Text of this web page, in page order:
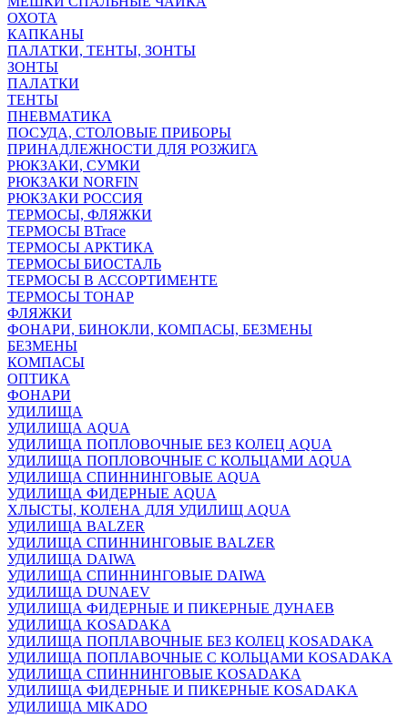
ОХОТА
КАПКАНЫ
ПАЛАТКИ, ТЕНТЫ, ЗОНТЫ
ЗОНТЫ
ПАЛАТКИ
ТЕНТЫ
ПНЕВМАТИКА
ПОСУДА, СТОЛОВЫЕ ПРИБОРЫ
ПРИНАДЛЕЖНОСТИ ДЛЯ РОЗЖИГА
РЮКЗАКИ, СУМКИ
РЮКЗАКИ NORFIN
РЮКЗАКИ РОССИЯ
ТЕРМОСЫ, ФЛЯЖКИ
ТЕРМОСЫ BTrace
ТЕРМОСЫ АРКТИКА
ТЕРМОСЫ БИОСТАЛЬ
ТЕРМОСЫ В АССОРТИМЕНТЕ
ТЕРМОСЫ ТОНАР
ФЛЯЖКИ
ФОНАРИ, БИНОКЛИ, КОМПАСЫ, БЕЗМЕНЫ
БЕЗМЕНЫ
КОМПАСЫ
ОПТИКА
ФОНАРИ
УДИЛИЩА
УДИЛИЩА AQUA
УДИЛИЩА ПОПЛОВОЧНЫЕ БЕЗ КОЛЕЦ AQUA
УДИЛИЩА ПОПЛОВОЧНЫЕ С КОЛЬЦАМИ AQUA
УДИЛИЩА СПИННИНГОВЫЕ AQUA
УДИЛИЩА ФИДЕРНЫЕ AQUA
ХЛЫСТЫ, КОЛЕНА ДЛЯ УДИЛИЩ AQUA
УДИЛИЩА BALZER
УДИЛИЩА СПИННИНГОВЫЕ BALZER
УДИЛИЩА DAIWA
УДИЛИЩА СПИННИНГОВЫЕ DAIWA
УДИЛИЩА DUNAEV
УДИЛИЩА ФИДЕРНЫЕ И ПИКЕРНЫЕ ДУНАЕВ
УДИЛИЩА KOSADAKA
УДИЛИЩА ПОПЛАВОЧНЫЕ БЕЗ КОЛЕЦ KOSADAKA
УДИЛИЩА ПОПЛАВОЧНЫЕ С КОЛЬЦАМИ KOSADAKA
УДИЛИЩА СПИННИНГОВЫЕ KOSADAKA
УДИЛИЩА ФИДЕРНЫЕ И ПИКЕРНЫЕ KOSADAKA
УДИЛИЩА MIKADO